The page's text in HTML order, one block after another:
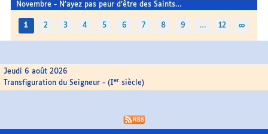
Novembre - N’ayez pas peur d’être des Saints…
1 2 3 4 5 6 7 8 9 … 12 ∞
Jeudi 6 août 2026
Transfiguration du Seigneur - (Ier siècle)